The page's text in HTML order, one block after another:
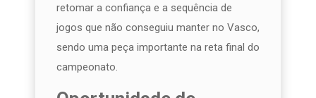
retomar a confiança e a sequência de
jogos que não conseguiu manter no Vasco,
sendo uma peça importante na reta final do
campeonato.